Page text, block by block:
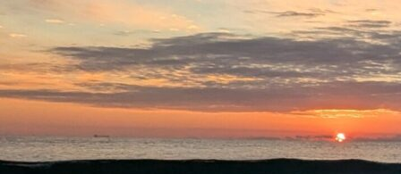
容
を
ス
キ
ッ
プ